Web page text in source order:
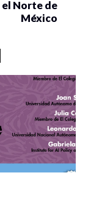
el Norte de
México